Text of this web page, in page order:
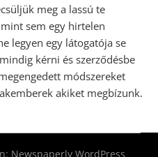
meg a lassú te
sem egy hirtelen
legyen egy látogatója se
kérni és szerződésbe
módszereket
akiket megbízunk.
Newspaperly WordPress